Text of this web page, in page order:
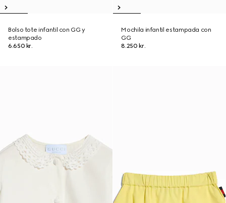
Bolso tote infantil con GG y
estampado
6.650 kr.
Mochila infantil estampada con
GG
8.250 kr.